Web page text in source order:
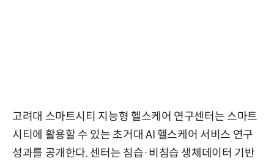
고려대 스마트시티 지능형 헬스케어 연구센터는 스마트
시티에 활용할 수 있는 초거대 AI 헬스케어 서비스 연구
성과를 공개한다. 센터는 침습·비침습 생체데이터 기반